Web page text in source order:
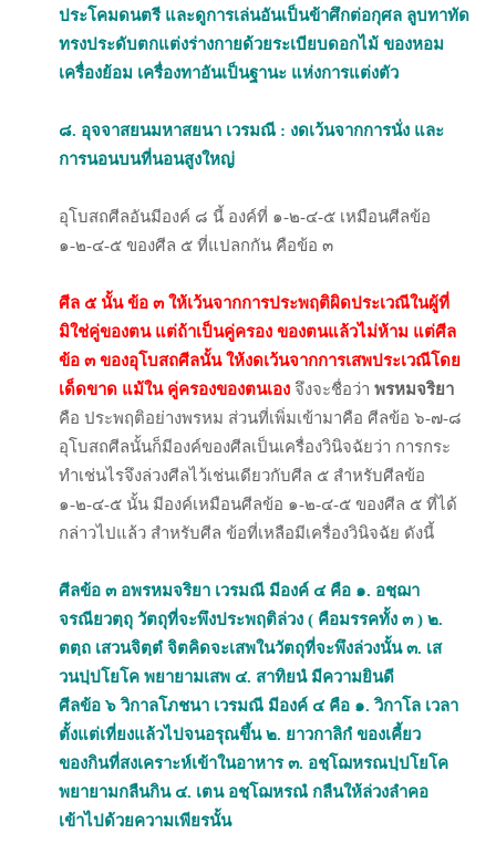
ประโคมดนตรี และดูการเล่นอันเป็นข้าศึกต่อกุศล ลูบทาทัด
ทรงประดับตกแต่งร่างกายด้วยระเบียบดอกไม้ ของหอม
เครื่องย้อม เครื่องทาอันเป็นฐานะ แห่งการแต่งตัว
๘. อุจจาสยนมหาสยนา เวรมณี : งดเว้นจากการนั่ง และ
การนอนบนที่นอนสูงใหญ่
อุโบสถศีลอันมีองค์ ๘ นี้ องค์ที่ ๑-๒-๔-๕ เหมือนศีลข้อ
๑-๒-๔-๕ ของศีล ๕ ที่แปลกกัน คือข้อ ๓
ศีล ๕ นั้น ข้อ ๓ ให้เว้นจากการประพฤติผิดประเวณีในผู้ที่
มิใช่คู่ของตน แต่ถ้าเป็นคู่ครอง ของตนแล้วไม่ห้าม แต่ศีล
ข้อ ๓ ของอุโบสถศีลนั้น ให้งดเว้นจากการเสพประเวณีโดย
เด็ดขาด แม้ใน คู่ครองของตนเอง จึงจะชื่อว่าพรหมจริยา
คือ ประพฤติอย่างพรหม ส่วนที่เพิ่มเข้ามาคือ ศีลข้อ ๖-๗-๘
อุโบสถศีลนั้นก็มีองค์ของศีลเป็นเครื่องวินิจฉัยว่า การกระ
ทำเช่นไรจึงล่วงศีลไว้เช่นเดียวกับศีล ๕ สำหรับศีลข้อ
๑-๒-๔-๕ นั้น มีองค์เหมือนศีลข้อ ๑-๒-๔-๕ ของศีล ๕ ที่ได้
กล่าวไปแล้ว สำหรับศีล ข้อที่เหลือมีเครื่องวินิจฉัย ดังนี้
ศีลข้อ ๓ อพรหมจริยา เวรมณี มีองค์ ๔ คือ ๑. อชฺฌา
จรณียวตฺถุ วัตถุที่จะพึงประพฤติล่วง ( คือมรรคทั้ง ๓ ) ๒.
ตตฺถ เสวนจิตฺตํ จิตคิดจะเสพในวัตถุที่จะพึงล่วงนั้น ๓. เส
วนปฺปโยโค พยายามเสพ ๔. สาทิยนํ มีความยินดี
ศีลข้อ ๖ วิกาลโภชนา เวรมณี มีองค์ ๔ คือ ๑. วิกาโล เวลา
ตั้งแต่เที่ยงแล้วไปจนอรุณขึ้น ๒. ยาวกาลิกํ ของเคี้ยว
ของกินที่สงเคราะห์เข้าในอาหาร ๓. อชฺโฌหรณปฺปโยโค
พยายามกลืนกิน ๔. เตน อชฺโฌหรณํ กลืนให้ล่วงลำคอ
เข้าไปด้วยความเพียรนั้น